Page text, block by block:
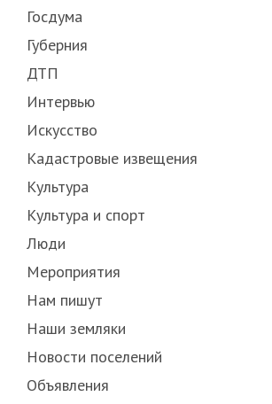
Госдума
Губерния
ДТП
Интервью
Искусство
Кадастровые извещения
Культура
Культура и спорт
Люди
Мероприятия
Нам пишут
Наши земляки
Новости поселений
Объявления